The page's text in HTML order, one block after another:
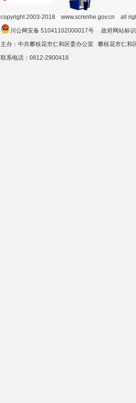
copyright 2003-2018 www.screnhe.gov.cn all
川公网安备 51041102000017号 政府网站
主办：中共攀枝花市仁和区委办公室 攀枝花市仁
联系电话：0812-2900418